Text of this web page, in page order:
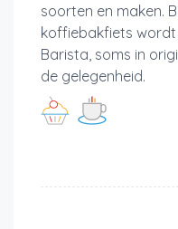
soorten en maken.
koffiebakfiets
Barista, soms in
de gelegenheid.